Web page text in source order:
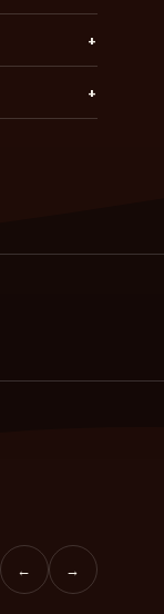
+
+
← →